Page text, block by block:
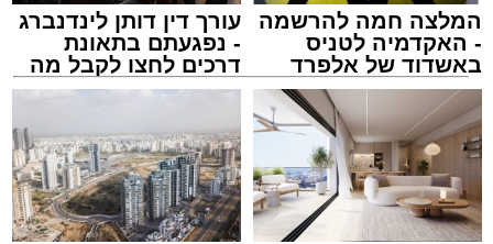
המלצה חמה להרשמה
- האקדמיה לטניס
באשדוד של אלפרד
קריאולנסקי - לילדים
עורך דין דותן לינדנברג
- נפגעתם בתאונת
דרכים לחצו לקבל מה
שמגיע לכם